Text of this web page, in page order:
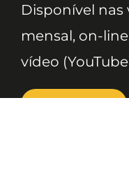
Disponível nas
mensal, on-
vídeo
ASSINE